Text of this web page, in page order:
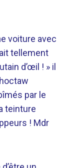
voiture avec
tellement
d’œil ! » il
par le
teinture
! Mdr